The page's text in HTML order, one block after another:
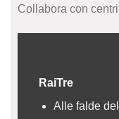
Collabora con
RaiTre
Alle falde